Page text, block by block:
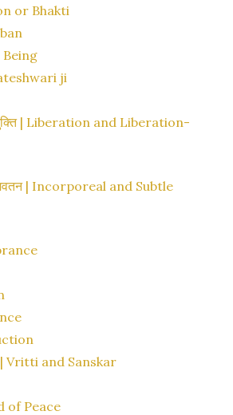
or Bhakti
Being
ji
| Liberation and Liberation-
| Incorporeal and Subtle
| Vritti and Sanskar
of Peace